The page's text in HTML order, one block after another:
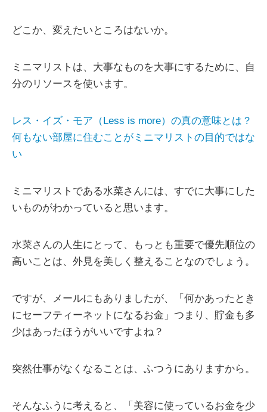
どこか、変えたいところはないか。
ミニマリストは、大事なものを大事にするために、自
分のリソースを使います。
レス・イズ・モア（Less is more）の真の意味とは？
何もない部屋に住むことがミニマリストの目的ではな
い
ミニマリストである水菜さんには、すでに大事にした
いものがわかっていると思います。
水菜さんの人生にとって、もっとも重要で優先順位の
高いことは、外見を美しく整えることなのでしょう。
ですが、メールにもありましたが、「何かあったとき
にセーフティーネットになるお金」つまり、貯金も多
少はあったほうがいいですよね？
突然仕事がなくなることは、ふつうにありますから。
そんなふうに考えると、「美容に使っているお金を少